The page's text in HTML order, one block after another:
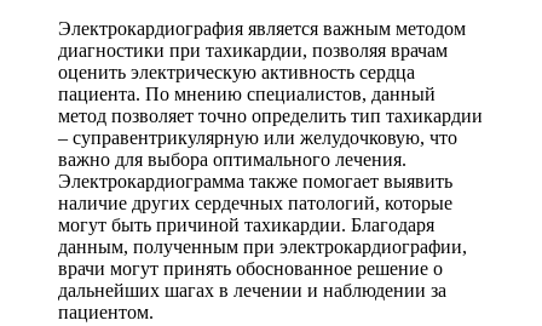
Электрокардиография является важным методом
диагностики при тахикардии, позволяя врачам
оценить электрическую активность сердца
пациента. По мнению специалистов, данный
метод позволяет точно определить тип тахикардии
– суправентрикулярную или желудочковую, что
важно для выбора оптимального лечения.
Электрокардиограмма также помогает выявить
наличие других сердечных патологий, которые
могут быть причиной тахикардии. Благодаря
данным, полученным при электрокардиографии,
врачи могут принять обоснованное решение о
дальнейших шагах в лечении и наблюдении за
пациентом.